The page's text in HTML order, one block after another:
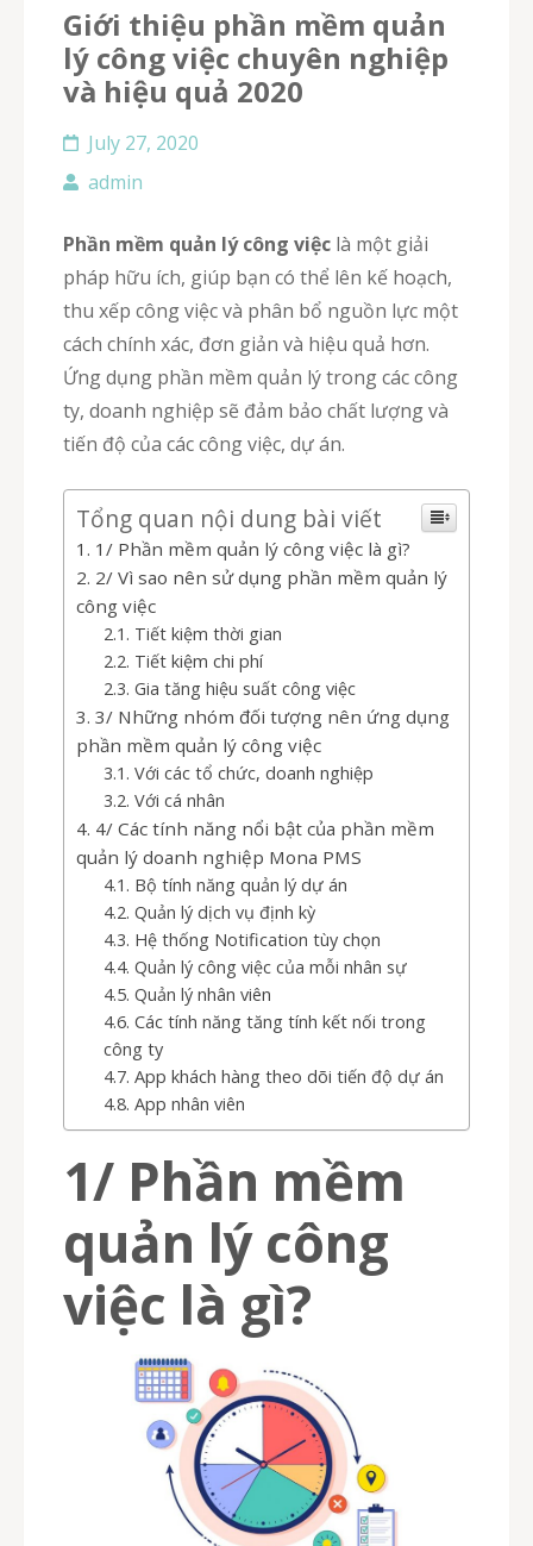
Giới thiệu phần mềm quản
lý công việc chuyên nghiệp
và hiệu quả 2020
July 27, 2020
admin
Phần mềm quản lý công việc là một giải
pháp hữu ích, giúp bạn có thể lên kế hoạch,
thu xếp công việc và phân bổ nguồn lực một
cách chính xác, đơn giản và hiệu quả hơn.
Ứng dụng phần mềm quản lý trong các công
ty, doanh nghiệp sẽ đảm bảo chất lượng và
tiến độ của các công việc, dự án.
Tổng quan nội dung bài viết
1/ Phần mềm quản lý công việc là gì?
2/ Vì sao nên sử dụng phần mềm quản lý
công việc
Tiết kiệm thời gian
Tiết kiệm chi phí
Gia tăng hiệu suất công việc
3/ Những nhóm đối tượng nên ứng dụng
phần mềm quản lý công việc
Với các tổ chức, doanh nghiệp
Với cá nhân
4/ Các tính năng nổi bật của phần mềm
quản lý doanh nghiệp Mona PMS
Bộ tính năng quản lý dự án
Quản lý dịch vụ định kỳ
Hệ thống Notification tùy chọn
Quản lý công việc của mỗi nhân sự
Quản lý nhân viên
Các tính năng tăng tính kết nối trong
công ty
App khách hàng theo dõi tiến độ dự án
App nhân viên
1/ Phần mềm
quản lý công
việc là gì?